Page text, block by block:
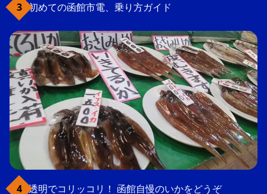
初めての函館市電、乗り方ガイド
透明でコリッコリ！ 函館自慢のいかをどうぞ